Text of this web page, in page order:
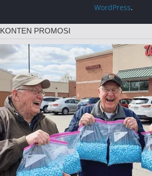
WordPress.